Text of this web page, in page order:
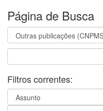
Página de Busca
Filtros correntes: